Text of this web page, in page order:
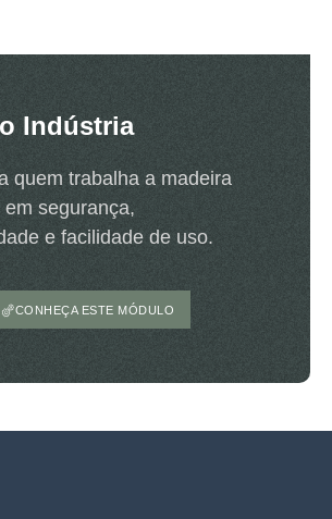
Indústria
quem trabalha a madeira
segurança,
e facilidade de uso.
CONHEÇA ESTE MÓDULO